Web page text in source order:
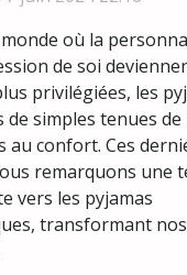
et occasionnels
où la
de soi
privilégiées, les
de simples tenues
au confort. Ces
remarquons une
vers les pyjamas
transformant